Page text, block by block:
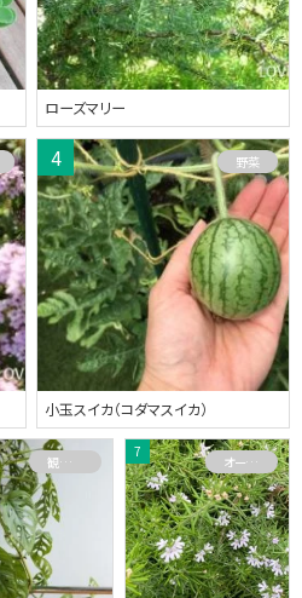
ローズマリー
小玉スイカ（コダマスイカ）
野菜
観葉植物 オーストラリアプランツ